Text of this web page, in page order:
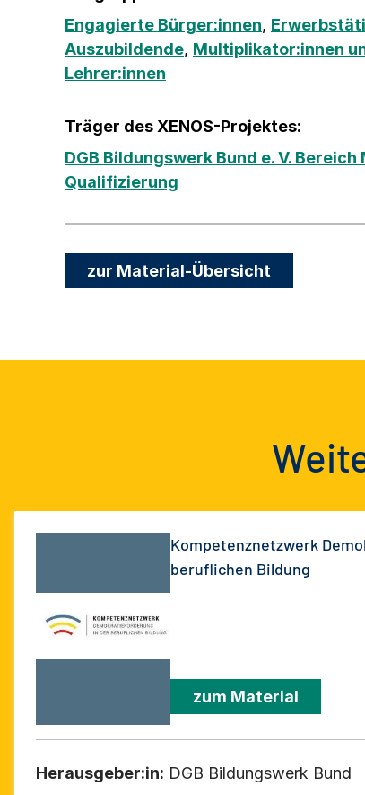
Engagierte Bürger:innen,
Auszubildende, Multiplikator:innen
Lehrer:innen
Träger des XENOS-Projektes:
DGB Bildungswerk Bund e. V.
Qualifizierung
zur Material-Übersicht
Kompetenznetzwerk
beruflichen Bildung
zum Material
Herausgeber:in: DGB Bildungswerk Bund